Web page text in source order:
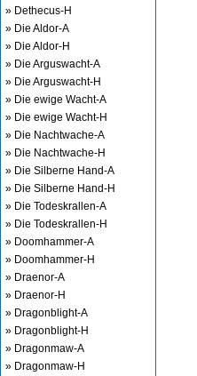
» Dethecus-H
» Die Aldor-A
» Die Aldor-H
» Die Arguswacht-A
» Die Arguswacht-H
» Die ewige Wacht-A
» Die ewige Wacht-H
» Die Nachtwache-A
» Die Nachtwache-H
» Die Silberne Hand-A
» Die Silberne Hand-H
» Die Todeskrallen-A
» Die Todeskrallen-H
» Doomhammer-A
» Doomhammer-H
» Draenor-A
» Draenor-H
» Dragonblight-A
» Dragonblight-H
» Dragonmaw-A
» Dragonmaw-H